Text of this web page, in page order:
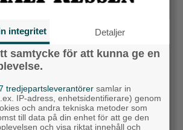
integritet Detaljer
samtycke för att kunna ge en
tredjepartsleverantörer samlar in
IP-adress, enhetsidentifierare) genom
och andra tekniska metoder som
till data på din enhet för att ge den
och visa riktat innehåll och